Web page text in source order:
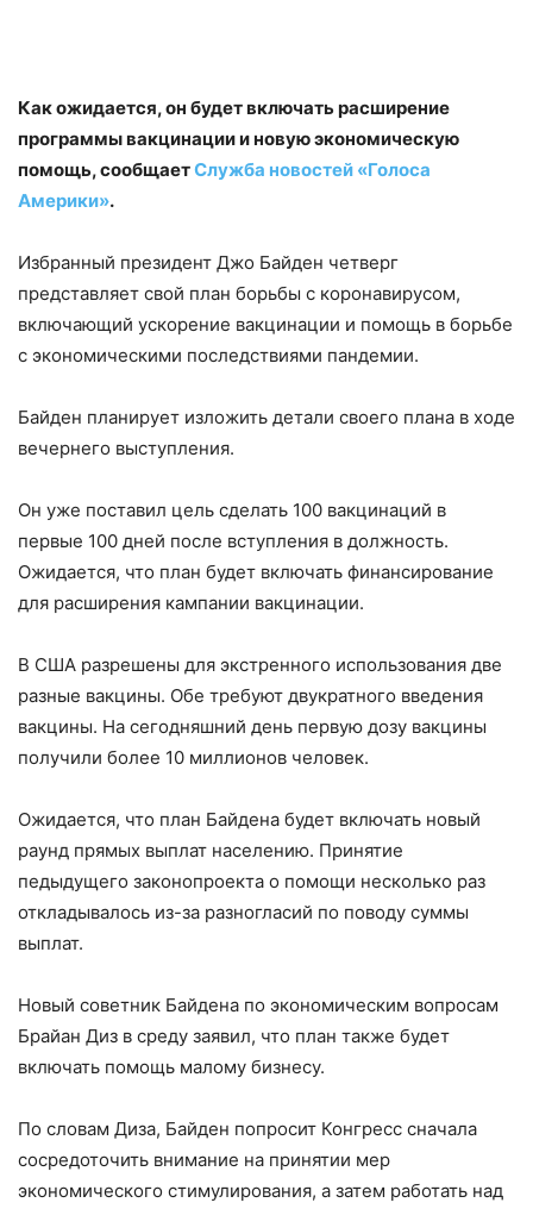
Как ожидается, он будет включать расширение
программы вакцинации и новую экономическую
помощь, сообщаетСлужба новостей «Голоса
Америки».
Избранный президент Джо Байден четверг
представляет свой план борьбы с коронавирусом,
включающий ускорение вакцинации и помощь в борьбе
с экономическими последствиями пандемии.
Байден планирует изложить детали своего плана в ходе
вечернего выступления.
Он уже поставил цель сделать 100 вакцинаций в
первые 100 дней после вступления в должность.
Ожидается, что план будет включать финансирование
для расширения кампании вакцинации.
В США разрешены для экстренного использования две
разные вакцины. Обе требуют двукратного введения
вакцины. На сегодняшний день первую дозу вакцины
получили более 10 миллионов человек.
Ожидается, что план Байдена будет включать новый
раунд прямых выплат населению. Принятие
педыдущего законопроекта о помощи несколько раз
откладывалось из-за разногласий по поводу суммы
выплат.
Новый советник Байдена по экономическим вопросам
Брайан Диз в среду заявил, что план также будет
включать помощь малому бизнесу.
По словам Диза, Байден попросит Конгресс сначала
сосредоточить внимание на принятии мер
экономического стимулирования, а затем работать над